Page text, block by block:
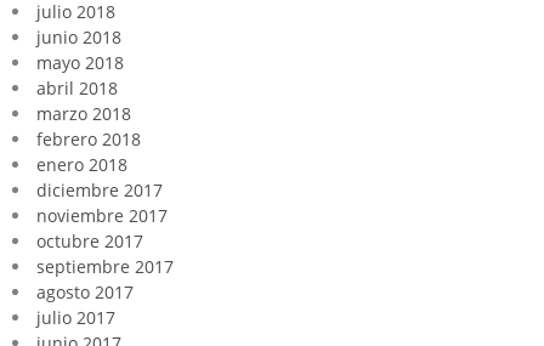
julio 2018
junio 2018
mayo 2018
abril 2018
marzo 2018
febrero 2018
enero 2018
diciembre 2017
noviembre 2017
octubre 2017
septiembre 2017
agosto 2017
julio 2017